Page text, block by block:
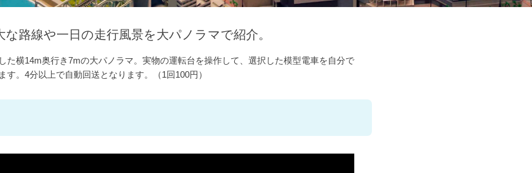
な路線や一日の走行風景を大パノラマで紹介。
た横14m奥行き7mの大パノラマ。実物の運転台を操作して、選択した模型電車を自分で
す。4分以上で自動回送となります。（1回100円）